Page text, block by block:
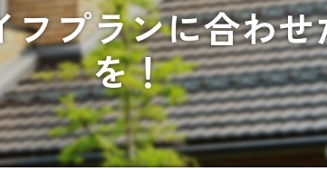
プランに合わ
を！